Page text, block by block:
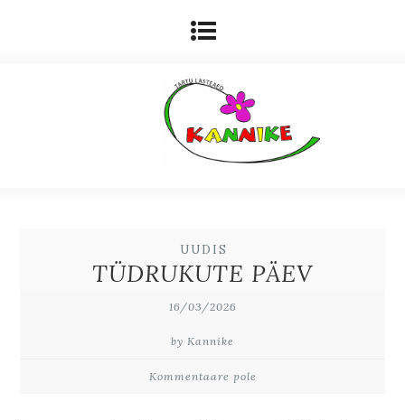
UUDIS
TÜDRUKUTE PÄEV
16/03/2026
by Kannike
Kommentaare pole